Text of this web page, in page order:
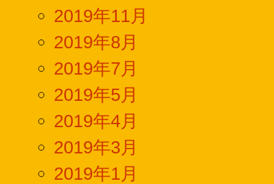
2019年11月
2019年8月
2019年7月
2019年5月
2019年4月
2019年3月
2019年1月